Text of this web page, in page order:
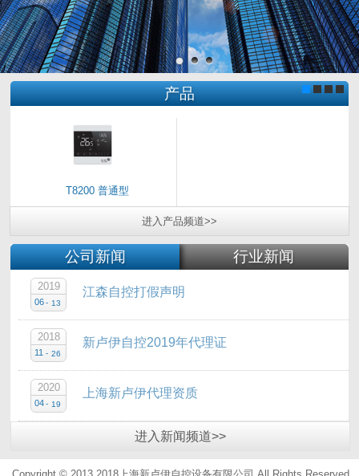
产品
T8200 普通型
进入 产品频道>>
公司新闻 行业新闻
江森自控打假声明
2019
06 - 13
新卢伊自控2019年代理证
2018
11 - 26
上海新卢伊代理资质
2020
04 - 19
进入 新闻频道>>